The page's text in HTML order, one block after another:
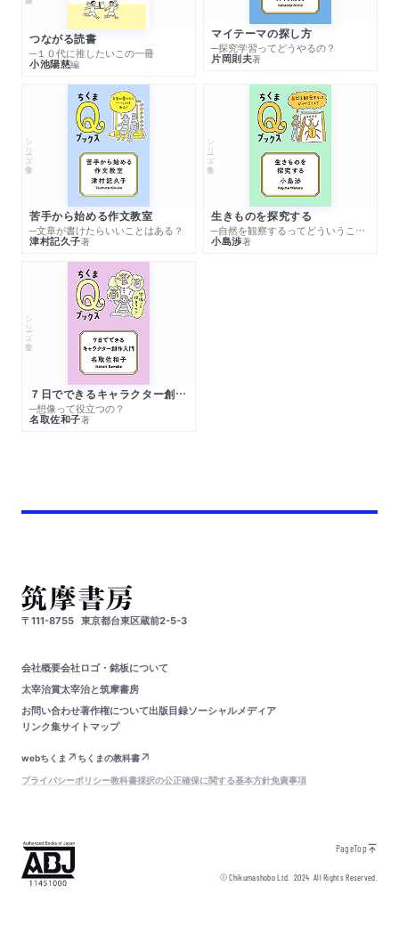
つながる読書
─１０代に推したいこの一冊
小池陽慈編
マイテーマの探し方
─探究学習ってどうやるの？
片岡則夫著
シリーズ・全集
苦手から始める作文教室
─文章が書けたらいいことはある？
津村記久子著
シリーズ・全集
生きものを探究する
─自然を観察するってどういうこと？
小島渉著
シリーズ・全集
７日でできるキャラクター創作入門
─想像って役立つの？
名取佐和子著
〒111-8755 東京都台東区蔵前2-5-3
会社概要会社ロゴ・銘板について
太宰治賞太宰治と筑摩書房
お問い合わせ著作権について出版目録ソーシャルメディア
リンク集サイトマップ
webちくま
ちくまの教科書
プライバシーポリシー教科書採択の公正確保に関する基本方針免責事項
PageTop
© Chikumashobo Ltd.2024 All Rights Reserved.